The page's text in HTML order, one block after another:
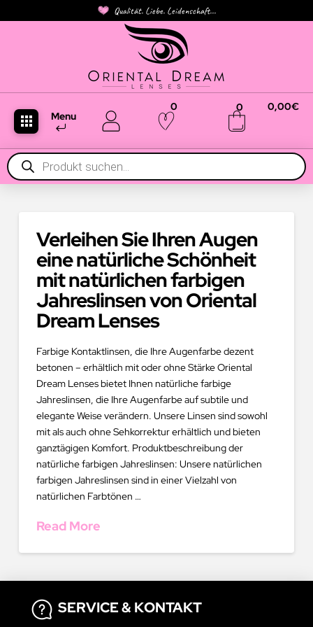
Qualität. Liebe. Leidenschaft...
Menu
0 0 0,00€
Products
search
Verleihen Sie Ihren Augen
eine natürliche Schönheit
mit natürlichen farbigen
Jahreslinsen von Oriental
Dream Lenses
Farbige Kontaktlinsen, die Ihre Augenfarbe dezent
betonen – erhältlich mit oder ohne Stärke Oriental
Dream Lenses bietet Ihnen natürliche farbige
Jahreslinsen, die Ihre Augenfarbe auf subtile und
elegante Weise verändern. Unsere Linsen sind sowohl
mit als auch ohne Sehkorrektur erhältlich und bieten
ganztägigen Komfort. Produktbeschreibung der
natürliche farbigen Jahreslinsen: Unsere natürlichen
farbigen Jahreslinsen sind in einer Vielzahl von
natürlichen Farbtönen …
Read More
SERVICE & KONTAKT